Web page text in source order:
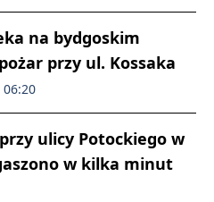
na bydgoskim
przy ul. Kossaka
ulicy Potockiego w
w kilka minut